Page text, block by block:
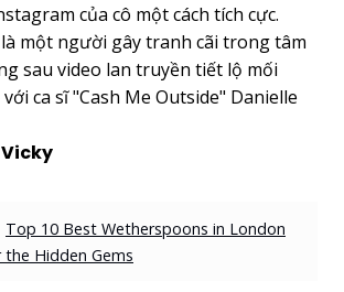
của cô một cách tích cực.
một người gây tranh cãi trong tâm
sau video lan truyền tiết lộ mối
ca sĩ "Cash Me Outside" Danielle
Vicky
Top 10 Best Wetherspoons in London
the Hidden Gems